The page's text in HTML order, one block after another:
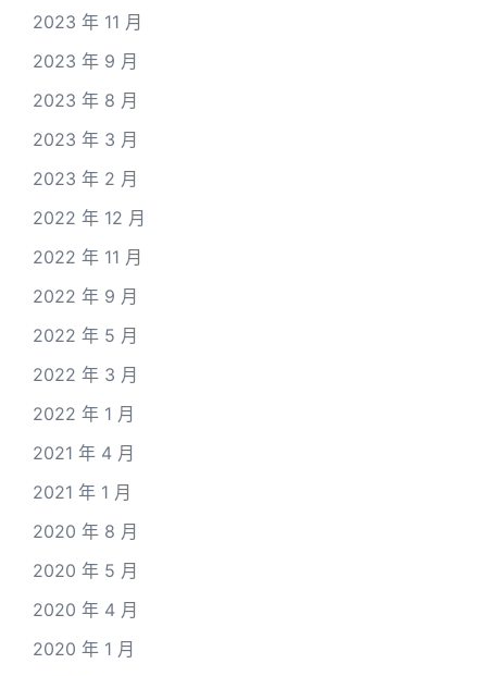
2023 年 11 月
2023 年 9 月
2023 年 8 月
2023 年 3 月
2023 年 2 月
2022 年 12 月
2022 年 11 月
2022 年 9 月
2022 年 5 月
2022 年 3 月
2022 年 1 月
2021 年 4 月
2021 年 1 月
2020 年 8 月
2020 年 5 月
2020 年 4 月
2020 年 1 月